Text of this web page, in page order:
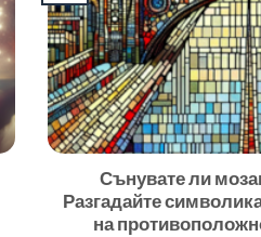
Сънувате ли
Разгадайте
на